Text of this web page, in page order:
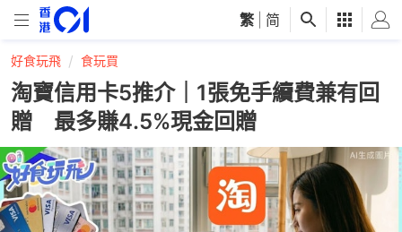
繁 简
好食玩飛 食玩買
淘寶信用卡5推介｜1張免手續費兼有回
贈 最多賺4.5%現金回贈